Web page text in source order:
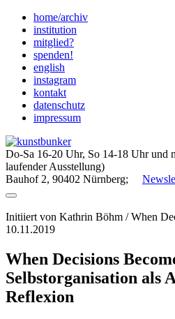
Skip
content
home/archiv
institution
mitglied?
spenden!
english
instagram
kontakt
datenschutz
impressum
Do-Sa 16-20 Uhr, So 14-18 Uhr und
laufender Ausstellung)
Bauhof 2, 90402 Nürnberg;
Initiiert von Kathrin Böhm / When
10.11.2019
When Decisions
Selbstorganisation als
Reflexion